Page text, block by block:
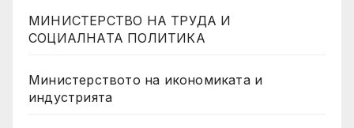
МИНИСТЕРСТВО НА ТРУДА И
СОЦИАЛНАТА ПОЛИТИКА
Министерството на икономиката и
индустрията